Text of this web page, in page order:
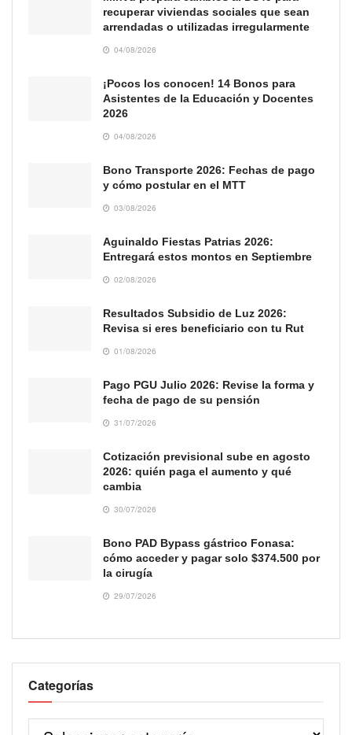
recuperar viviendas sociales que sean
arrendadas o utilizadas irregularmente
04/08/2026
¡Pocos los conocen! 14 Bonos para
Asistentes de la Educación y Docentes
2026
04/08/2026
Bono Transporte 2026: Fechas de pago
y cómo postular en el MTT
03/08/2026
Aguinaldo Fiestas Patrias 2026:
Entregará estos montos en Septiembre
02/08/2026
Resultados Subsidio de Luz 2026:
Revisa si eres beneficiario con tu Rut
01/08/2026
Pago PGU Julio 2026: Revise la forma y
fecha de pago de su pensión
31/07/2026
Cotización previsional sube en agosto
2026: quién paga el aumento y qué
cambia
30/07/2026
Bono PAD Bypass gástrico Fonasa:
cómo acceder y pagar solo $374.500 por
la cirugía
29/07/2026
Categorías